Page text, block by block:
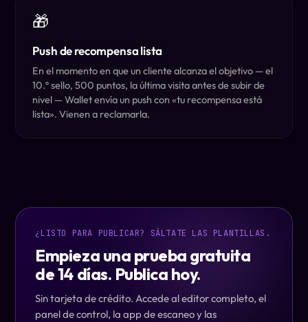
🎁
Push de recompensa lista
En el momento en que un cliente alcanza el objetivo — el
10.º sello, 500 puntos, la última visita antes de subir de
nivel — Wallet envía un push con «tu recompensa está
lista». Vienen a reclamarla.
¿LISTO PARA PUBLICAR? SÁLTATE LAS PLANTILLAS.
Empieza una prueba gratuita
de 14 días. Publica hoy.
Sin tarjeta de crédito. Accede al editor completo, el
panel de control, la app de escaneo y las